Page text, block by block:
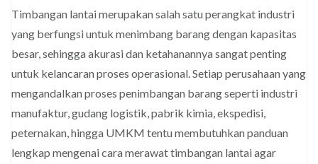
Timbangan lantai merupakan salah satu perangkat industri
yang berfungsi untuk menimbang barang dengan kapasitas
besar, sehingga akurasi dan ketahanannya sangat penting
untuk kelancaran proses operasional. Setiap perusahaan yang
mengandalkan proses penimbangan barang seperti industri
manufaktur, gudang logistik, pabrik kimia, ekspedisi,
peternakan, hingga UMKM tentu membutuhkan panduan
lengkap mengenai cara merawat timbangan lantai agar